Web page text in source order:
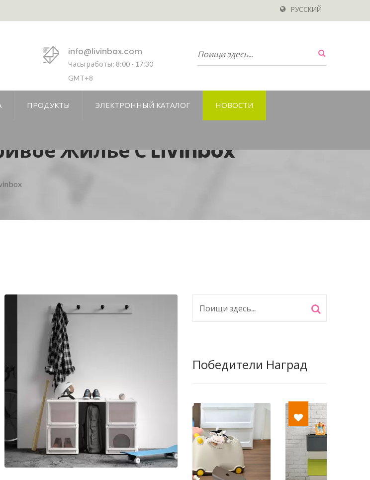
РУССКИЙ
info@livinbox.com
Часы работы: 8:00 - 17:30
GMT+8
ПРОДУКТЫ ЭЛЕКТРОННЫЙ КАТАЛОГ НОВОСТИ
Жилье С Livinbox
Победители Наград